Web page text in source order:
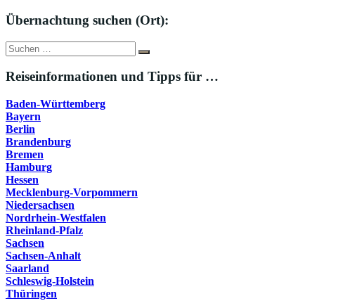
Übernachtung suchen (Ort):
Suche
nach:
Suchen
Reiseinformationen und Tipps für …
Baden-Württemberg
Bayern
Berlin
Brandenburg
Bremen
Hamburg
Hessen
Mecklenburg-Vorpommern
Niedersachsen
Nordrhein-Westfalen
Rheinland-Pfalz
Sachsen
Sachsen-Anhalt
Saarland
Schleswig-Holstein
Thüringen